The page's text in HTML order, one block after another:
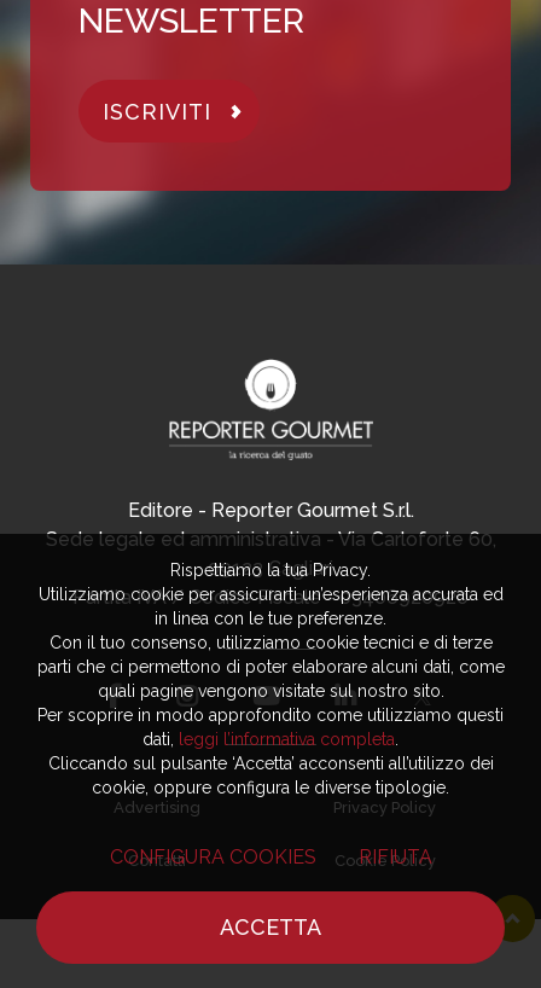
NEWSLETTER
ISCRIVITI
Editore - Reporter Gourmet S.r.l.
Sede legale ed amministrativa - Via Carloforte 60,
09123 Cagliari
Partita IVA / Codice Fiscale - 03406920920
Advertising
Contatti
Privacy Policy
Cookie Policy
Rispettiamo la tua Privacy.
Utilizziamo cookie per assicurarti un’esperienza accurata ed
in linea con le tue preferenze.
Con il tuo consenso, utilizziamo cookie tecnici e di terze
parti che ci permettono di poter elaborare alcuni dati, come
quali pagine vengono visitate sul nostro sito.
Per scoprire in modo approfondito come utilizziamo questi
dati,
leggi l’informativa completa
Cliccando sul pulsante ‘Accetta’ acconsenti all’utilizzo dei
cookie, oppure configura le diverse tipologie.
CONFIGURA COOKIES RIFIUTA
ACCETTA